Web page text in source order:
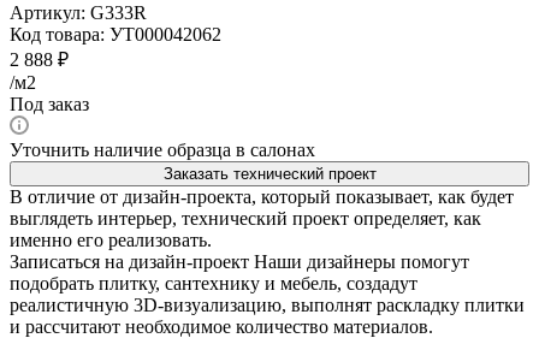
Артикул: G333R
Код товара: УТ000042062
2 888 ₽
/м2
Под заказ
Уточнить наличие образца в салонах
Заказать технический проект
В отличие от дизайн-проекта, который показывает, как будет
выглядеть интерьер, технический проект определяет, как
именно его реализовать.
Записаться на дизайн-проект Наши дизайнеры помогут
подобрать плитку, сантехнику и мебель, создадут
реалистичную 3D-визуализацию, выполнят раскладку плитки
и рассчитают необходимое количество материалов.